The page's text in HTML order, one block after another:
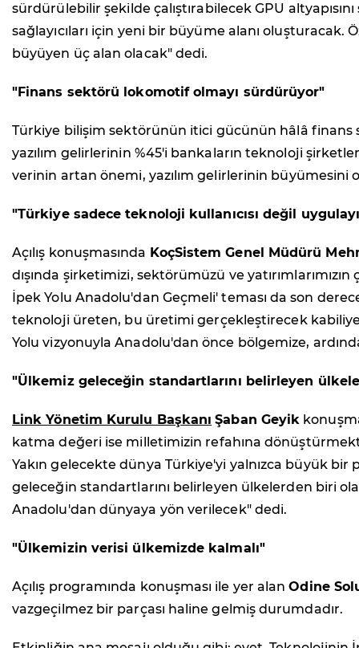
sürdürülebilir şekilde çalıştırabilecek GPU
sağlayıcıları için yeni bir büyüme alanı
büyüyen üç alan olacak" dedi.
"Finans sektörü lokomotif olmayı sürdürüyor"
Türkiye bilişim sektörünün itici gücünün hâlâ
yazılım gelirlerinin %45'i bankaların teknoloji
verinin artan önemi, yazılım gelirlerinin
"Türkiye sadece teknoloji kullanıcısı değil
Açılış konuşmasında KoçSistem Genel Müdürü
dışında şirketimizi, sektörümüzü ve
İpek Yolu Anadolu'dan Geçmeli' teması da son
teknoloji üreten, bu üretimi gerçekleştirecek
Yolu vizyonuyla Anadolu'dan önce bölgemize,
"Ülkemiz geleceğin standartlarını belirleyen
Link Yönetim Kurulu Başkanı Şaban Geyik
katma değeri ise milletimizin refahına
Yakın gelecekte dünya Türkiye'yi yalnızca büyük
geleceğin standartlarını belirleyen ülkelerden biri
Anadolu'dan dünyaya yön verilecek" dedi.
"Ülkemizin verisi ülkemizde kalmalı"
Açılış programında konuşması ile yer alanOdine
vazgeçilmez bir parçası haline gelmiş durumdadır.